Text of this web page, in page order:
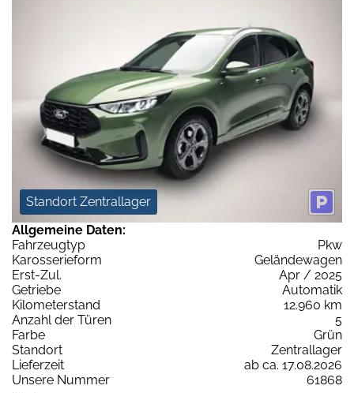
Standort Zentrallager
Allgemeine Daten:
Fahrzeugtyp
Pkw
Karosserieform
Geländewagen
Erst-Zul.
Apr / 2025
Getriebe
Automatik
Kilometerstand
12.960 km
Anzahl der Türen
5
Farbe
Grün
Standort
Zentrallager
Lieferzeit
ab ca. 17.08.2026
Unsere Nummer
61868